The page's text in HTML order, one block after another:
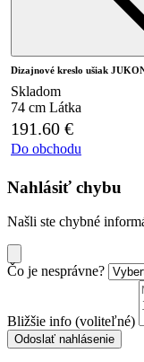
Dizajnové kreslo ušiak
Skladom
74 cm Látka
191.60 €
Do obchodu
Nahlásiť chybu
Našli ste chybné
Čo je nesprávne?
Bližšie info (voliteľné)
Odoslať nahlásenie